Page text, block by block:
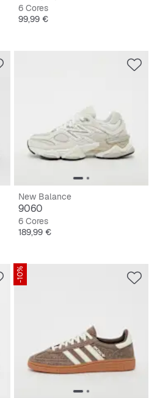
6 Cores
Preço
99,99 €
New Balance
9060
6 Cores
Preço
189,99 €
-10%